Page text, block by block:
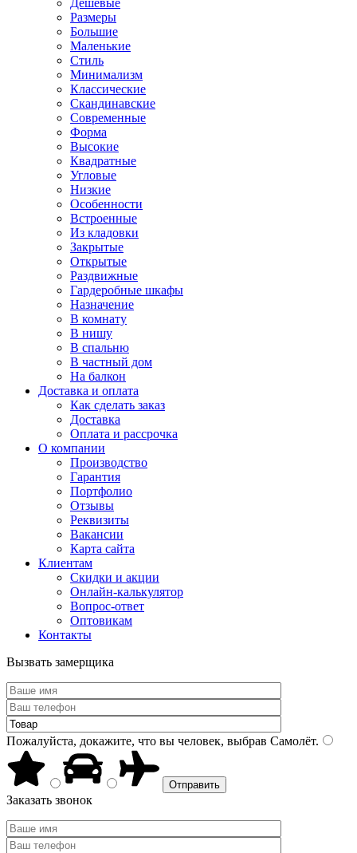
Дешевые
Размеры
Большие
Маленькие
Стиль
Минимализм
Классические
Скандинавские
Современные
Форма
Высокие
Квадратные
Угловые
Низкие
Особенности
Встроенные
Из кладовки
Закрытые
Открытые
Раздвижные
Гардеробные шкафы
Назначение
В комнату
В нишу
В спальню
В частный дом
На балкон
Доставка и оплата
Как сделать заказ
Доставка
Оплата и рассрочка
О компании
Производство
Гарантия
Портфолио
Отзывы
Реквизиты
Вакансии
Карта сайта
Клиентам
Скидки и акции
Онлайн-калькулятор
Вопрос-ответ
Оптовикам
Контакты
Вызвать замерщика
Пожалуйста, докажите, что вы человек, выбрав Самолёт.
Заказать звонок